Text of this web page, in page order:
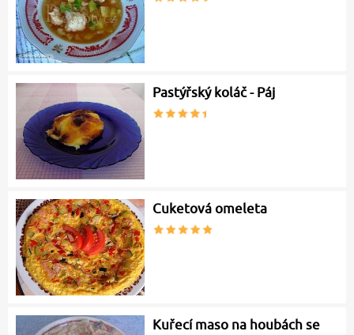
Pastýřský koláč - Páj
Cuketová omeleta
Kuřecí maso na houbách se